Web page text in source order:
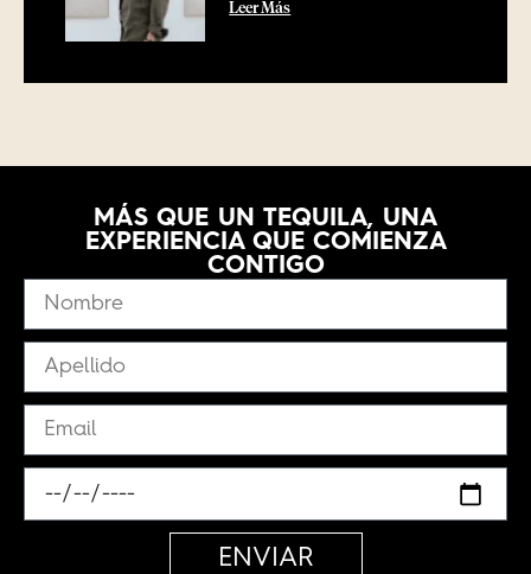
Leer Más
MÁS QUE UN TEQUILA, UNA
EXPERIENCIA QUE COMIENZA
CONTIGO
ENVIAR